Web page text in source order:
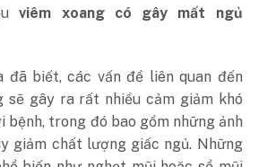
viêm xoang có gây mất ngủ
đã biết, các vấn đề liên quan đến
sẽ gây ra rất nhiều cảm giảm khó
bệnh, trong đó bao gồm những ảnh
giảm chất lượng giấc ngủ. Những